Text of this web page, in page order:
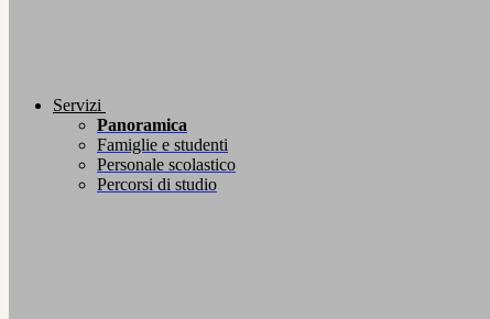
Servizi
Panoramica
Famiglie e studenti
Personale scolastico
Percorsi di studio